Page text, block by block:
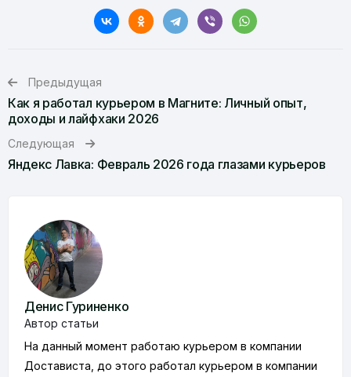
Предыдущая
Как я работал курьером в Магните: Личный опыт,
доходы и лайфхаки 2026
Следующая
Яндекс Лавка: Февраль 2026 года глазами курьеров
Денис Гуриненко
Автор статьи
На данный момент работаю курьером в компании
Достависта, до этого работал курьером в компании